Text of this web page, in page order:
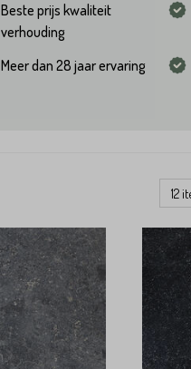
Beste prijs kwaliteit
verhouding
Meer dan 28 jaar ervaring